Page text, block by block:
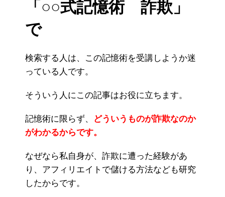
「○○式記憶術 詐欺」
で
検索する人は、この記憶術を受講しようか迷
っている人です。
そういう人にこの記事はお役に立ちます。
記憶術に限らず、
どういうものが詐欺なのか
がわかるからです。
なぜなら私自身が、詐欺に遭った経験があ
り、アフィリエイトで儲ける方法なども研究
したからです。